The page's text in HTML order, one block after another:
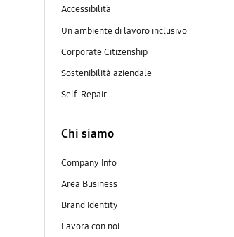
Accessibilità
Un ambiente di lavoro inclusivo
Corporate Citizenship
Sostenibilità aziendale
Self-Repair
Chi siamo
Company Info
Area Business
Brand Identity
Lavora con noi